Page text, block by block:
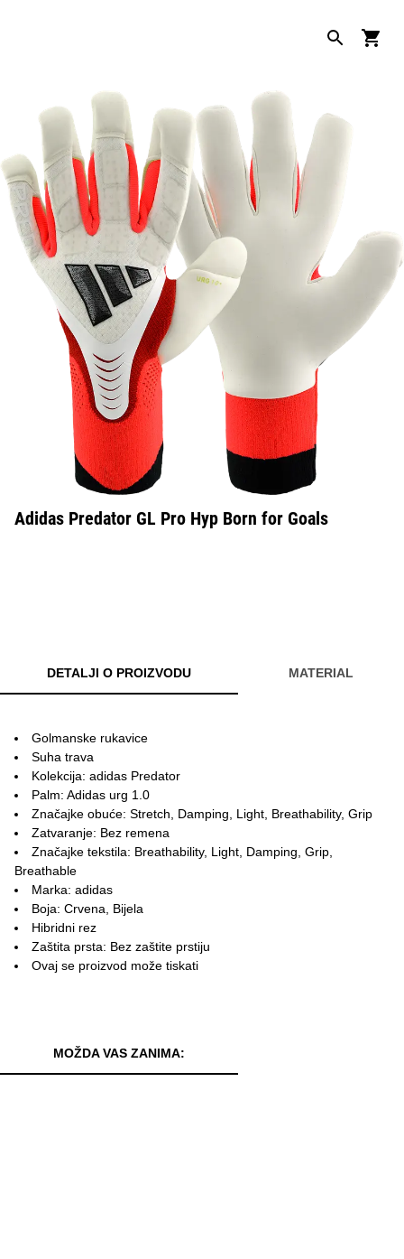
Adidas Predator GL Pro Hyp Born for Goals
DETALJI O PROIZVODU MATERIAL
Golmanske rukavice
Suha trava
Kolekcija: adidas Predator
Palm: Adidas urg 1.0
Značajke obuće: Stretch, Damping, Light, Breathability, Grip
Zatvaranje: Bez remena
Značajke tekstila: Breathability, Light, Damping, Grip,
Breathable
Marka: adidas
Boja: Crvena, Bijela
Hibridni rez
Zaštita prsta: Bez zaštite prstiju
Ovaj se proizvod može tiskati
MOŽDA VAS ZANIMA: